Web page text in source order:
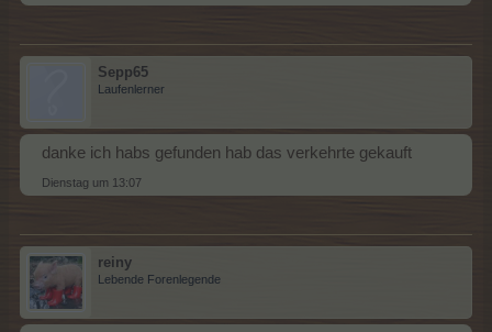
Sepp65
Laufenlerner
danke ich habs gefunden hab das verkehrte gekauft
Dienstag um 13:07
reiny
Lebende Forenlegende